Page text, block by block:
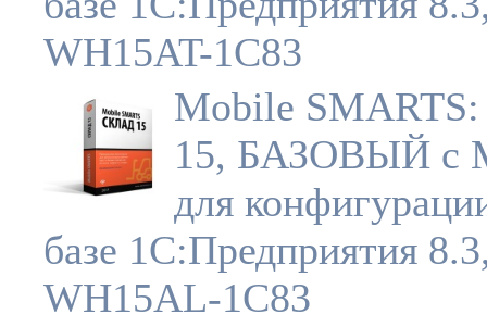
WH15AT-1C83
Mobile
15, БАЗОВЫЙ
для
базе 1С:Предприятия
WH15AL-1C83